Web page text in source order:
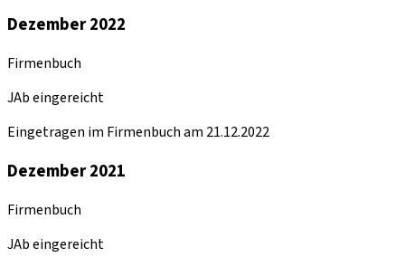
Dezember 2022
Firmenbuch
JAb eingereicht
Eingetragen im Firmenbuch am 21.12.2022
Dezember 2021
Firmenbuch
JAb eingereicht